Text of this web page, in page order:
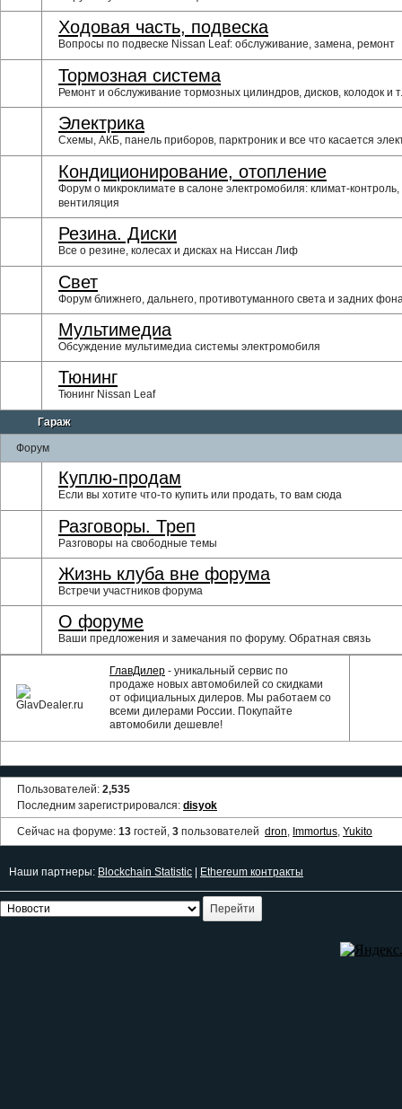
Ходовая часть, подвеска
Вопросы по подвеске Nissan Leaf: обслуживание, замена, ремонт
Тормозная система
Ремонт и обслуживание тормозных цилиндров, дисков, колодок и
Электрика
Схемы, АКБ, панель приборов, парктроник и все что касается
Кондиционирование, отопление
Форум о микроклимате в салоне электромобиля: климат-
вентиляция
Резина. Диски
Все о резине, колесах и дисках на Ниссан Лиф
Свет
Форум ближнего, дальнего, противотуманного света и задних
Мультимедиа
Обсуждение мультимедиа системы электромобиля
Тюнинг
Тюнинг Nissan Leaf
Гараж
Форум
Куплю-продам
Если вы хотите что-то купить или продать, то вам сюда
Разговоры. Треп
Разговоры на свободные темы
Жизнь клуба вне форума
Встречи участников форума
О форуме
Ваши предложения и замечания по форуму. Обратная связь
ГлавДилер - уникальный сервис по
продаже новых автомобилей со скидками
от официальных дилеров. Мы работаем со
всеми дилерами России. Покупайте
автомобили дешевле!
Пользователей: 2,535
Последним зарегистрировался: disyok
Сейчас на форуме: 13 гостей, 3 пользователей dron, Immortus, Yukito
Наши партнеры: Blockchain Statistic Ethereum контракты